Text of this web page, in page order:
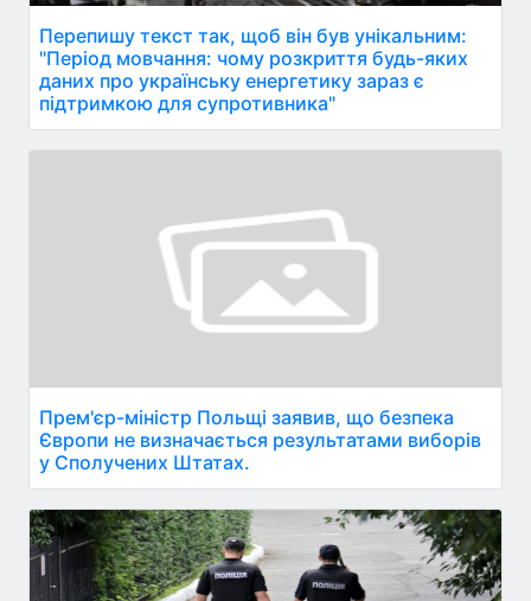
Перепишу текст так, щоб він був унікальним:
"Період мовчання: чому розкриття будь-яких
даних про українську енергетику зараз є
підтримкою для супротивника"
Прем'єр-міністр Польщі заявив, що безпека
Європи не визначається результатами виборів
у Сполучених Штатах.